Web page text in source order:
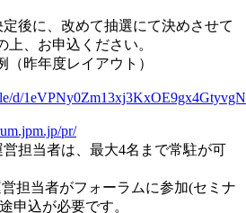
後に、改めて抽選にて決めさせて
、お申込ください。
レイアウト）
d/
pr/
担当者は、最大4名まで常駐が可
がフォーラムに参加(セミナ
申込が必要です。